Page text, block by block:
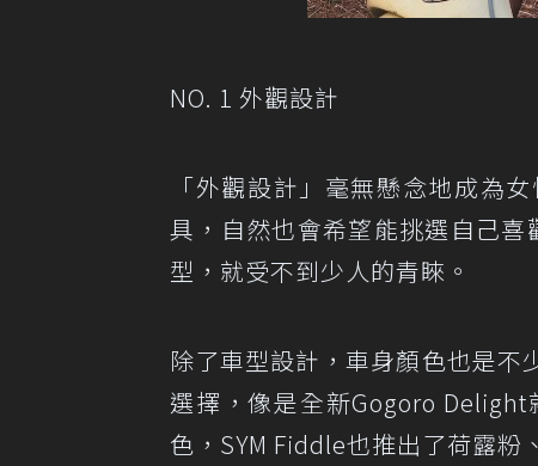
NO. 1 外觀設計
「外觀設計」毫無懸念地成為
具，自然也會希望能挑選自己喜
型，就受不到少人的青睞。
除了車型設計，車身顏色也是不
選擇，像是全新Gogoro
色，SYM Fiddle也推出了荷露